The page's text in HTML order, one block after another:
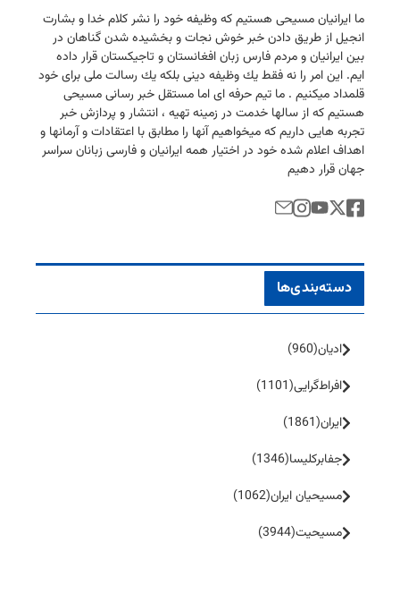
ما ایرانیان مسیحی هستیم كه وظیفه خود را نشر كلام خدا و بشارت
انجیل از طریق دادن خبر خوش نجات و بخشیده شدن گناهان در
بین ایرانیان و مردم فارس زبان افغانستان و تاجیكستان قرار داده
ایم. این امر را نه فقط یك وظیفه دینی بلكه یك رسالت ملی برای خود
قلمداد میكنیم . ما تیم حرفه ای اما مستقل خبر رسانی مسیحی
هستیم كه از سالها خدمت در زمینه تهیه ، انتشار و پردازش خبر
تجربه هایی داریم كه میخواهیم آنها را مطابق با اعتقادات و آرمانها و
اهداف اعلام شده خود در اختیار همه ایرانیان و فارسی زبانان سراسر
جهان قرار دهیم
دسته‌بندی‌ها
ادیان(960)
افراط‌گرایی(1101)
ایران(1861)
جفا‌بر‌کلیسا(1346)
مسیحیان ایران(1062)
مسیحیت(3944)